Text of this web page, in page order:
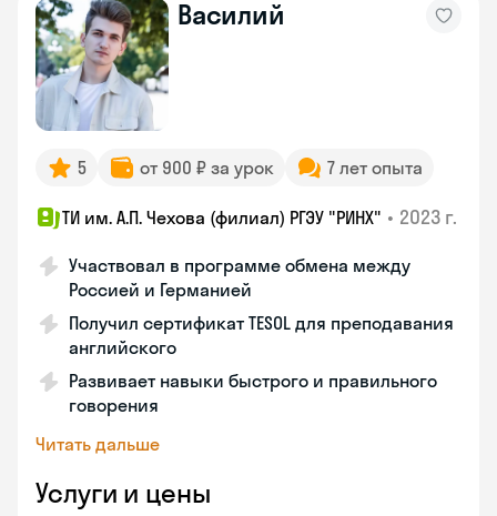
Василий
5 от 900 ₽ за урок 7 лет опыта
ТИ им. А.П. Чехова (филиал) РГЭУ "РИНХ" • 2023 г.
Участвовал в программе обмена между
Россией и Германией
Получил сертификат TESOL для преподавания
английского
Развивает навыки быстрого и правильного
говорения
Читать дальше
Услуги и цены